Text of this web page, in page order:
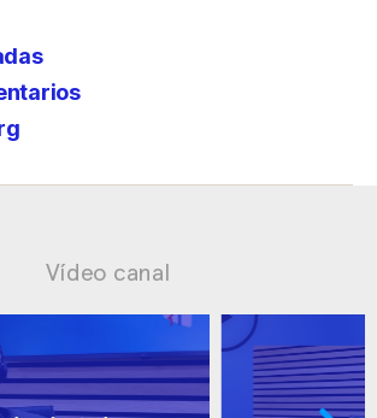
Vídeo canal